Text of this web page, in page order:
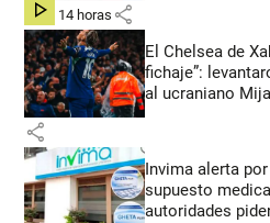
hace 14 horas share
El Chelsea de
fichaje”:
al ucraniano
share
Invima alerta
supuesto
autoridades